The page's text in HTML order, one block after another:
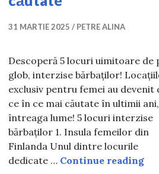
Riști o amendă
31 MARTIE 2025 PETRE ALINA
Descoperă 5 locuri uimitoare de
glob, interzise bărbaților!
exclusiv pentru femei au devenit
ce în ce mai căutate în ultimii
întreaga lume! 5 locuri interzise
bărbaților 1. Insula femeilor din
Finlanda Unul dintre locurile
dedicate … Continue reading5